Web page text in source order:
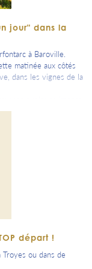
jour" dans la
à Baroville.
matinée aux côtés
dans les vignes de la
de Benjamin Nivet,
départ !
ou dans de